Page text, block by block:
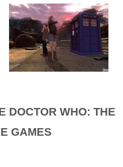
DOCTOR WHO: THE
GAMES